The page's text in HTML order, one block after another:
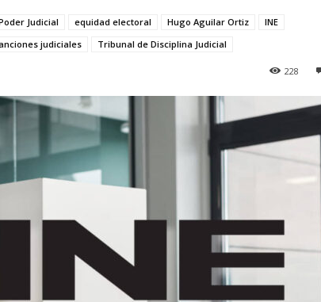
Judicial equidad electoral Hugo Aguilar Ortiz
INE
judiciales Tribunal de Disciplina Judicial
228